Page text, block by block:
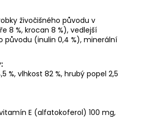
živočišného původu v
8 %, krocan 8 %), vedlejší
původu (inulin 0,4 %), minerální
%, vlhkost 82 %, hrubý popel 2,5
E (alfatokoferol) 100 mg,